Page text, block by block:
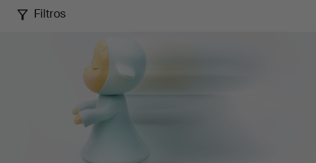
Contemporary
Photography
Filtros